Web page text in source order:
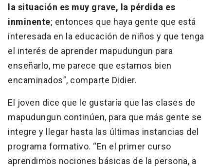
la situación es muy grave, la pérdida es
inminente; entonces que haya gente que está
interesada en la educación de niños y que tenga
el interés de aprender mapudungun para
enseñarlo, me parece que estamos bien
encaminados”, comparte Didier.
El joven dice que le gustaría que las clases de
mapudungun continúen, para que más gente se
integre y llegar hasta las últimas instancias del
programa formativo. “En el primer curso
aprendimos nociones básicas de la persona, a